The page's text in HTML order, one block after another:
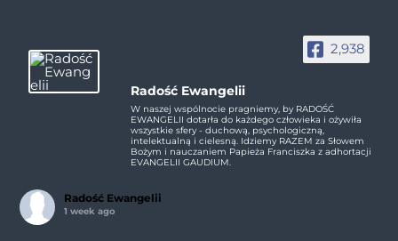
2,938
Radość Ewangelii
W naszej wspólnocie pragniemy, by RADOŚĆ
EWANGELII dotarła do każdego człowieka i ożywiła
wszystkie sfery - duchową, psychologiczną,
intelektualną i cielesną. Idziemy RAZEM za Słowem
Bożym i nauczaniem Papieża Franciszka z adhortacji
EVANGELII GAUDIUM.
Radość Ewangelii
1 week ago